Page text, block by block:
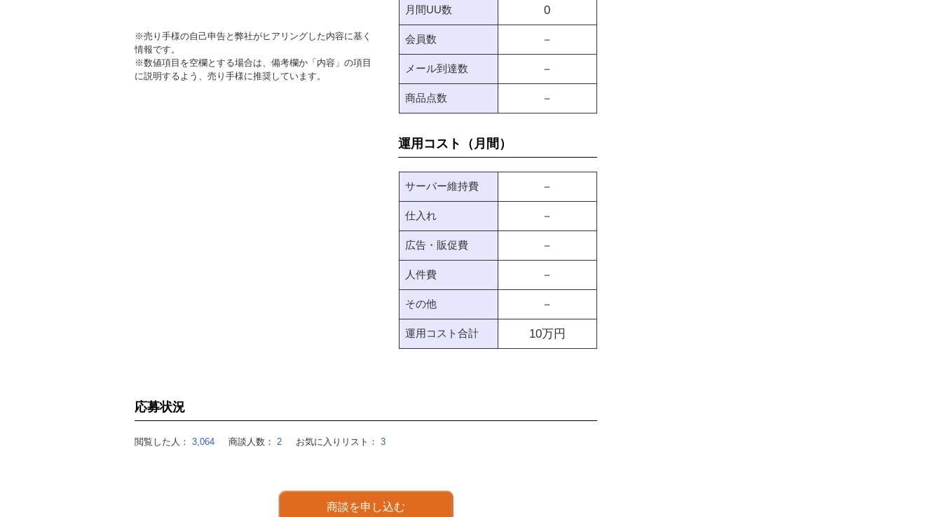
※売り手様の自己申告と弊社がヒアリングした内容に基く
情報です。
※数値項目を空欄とする場合は、備考欄か「内容」の項目
に説明するよう、売り手様に推奨しています。
月間UU数 0
会員数 －
メール到達数 －
商品点数 －
運用コスト（月間）
サーバー維持費 －
仕入れ －
広告・販促費 －
人件費 －
その他 －
運用コスト合計 10万円
応募状況
閲覧した人： 3,064 商談人数： 2 お気に入りリスト： 3
商談を申し込む